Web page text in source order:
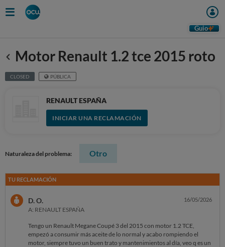
Guio
Anterior
Motor Renault 1.2 tce 2015 roto
CLOSED PÚBLICA
RENAULT ESPAÑA
INICIAR UNA RECLAMACIÓN
Naturaleza del problema: Otro
TU RECLAMACIÓN
D. O.
A: RENAULT ESPAÑA
16/05/2026
Tengo un Renault Megane Coupé 3 del 2015 con motor 1.2 TCE,
empezó a consumir más aceite de lo normal y acabo rompiendo el
motor, siempre tuvo un buen trato y mantenimientos al día, veo q es un